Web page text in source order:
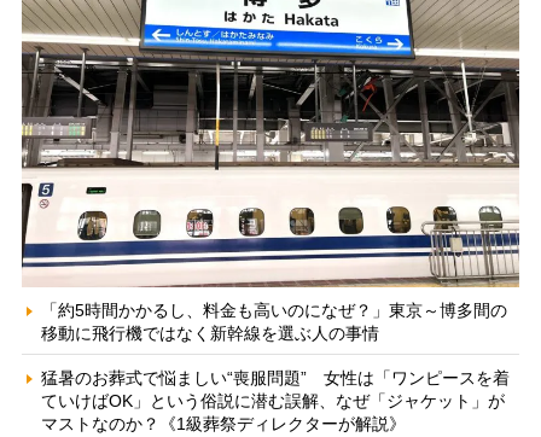
「約5時間かかるし、料金も高いのになぜ？」東京～博多間の
移動に飛行機ではなく新幹線を選ぶ人の事情
猛暑のお葬式で悩ましい“喪服問題” 女性は「ワンピースを着
ていけばOK」という俗説に潜む誤解、なぜ「ジャケット」が
マストなのか？《1級葬祭ディレクターが解説》